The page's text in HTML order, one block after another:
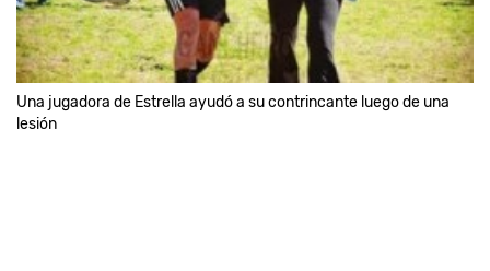
Una jugadora de Estrella ayudó a su contrincante luego de una
lesión